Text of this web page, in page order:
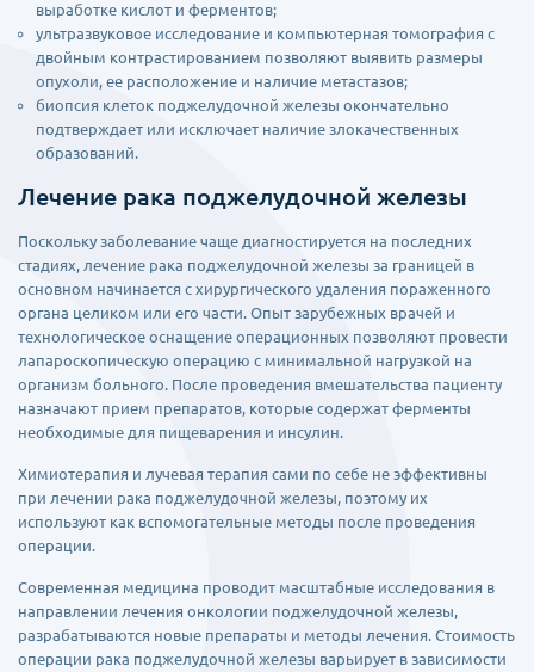
выработке кислот и ферментов;
ультразвуковое исследование и компьютерная томография с
двойным контрастированием позволяют выявить размеры
опухоли, ее расположение и наличие метастазов;
биопсия клеток поджелудочной железы окончательно
подтверждает или исключает наличие злокачественных
образований.
Лечение рака поджелудочной железы
Поскольку заболевание чаще диагностируется на последних
стадиях, лечение рака поджелудочной железы за границей в
основном начинается с хирургического удаления пораженного
органа целиком или его части. Опыт зарубежных врачей и
технологическое оснащение операционных позволяют провести
лапароскопическую операцию с минимальной нагрузкой на
организм больного. После проведения вмешательства пациенту
назначают прием препаратов, которые содержат ферменты
необходимые для пищеварения и инсулин.
Химиотерапия и лучевая терапия сами по себе не эффективны
при лечении рака поджелудочной железы, поэтому их
используют как вспомогательные методы после проведения
операции.
Современная медицина проводит масштабные исследования в
направлении лечения онкологии поджелудочной железы,
разрабатываются новые препараты и методы лечения. Стоимость
операции рака поджелудочной железы варьирует в зависимости